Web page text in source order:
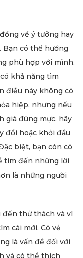
về ý tưởng hay
Bạn có thể hướng
phù hợp với mình.
khả năng tìm
điều này không có
hiệp, nhưng nếu
giá đúng mực, hãy
đổi hoặc khởi đầu
biệt, bạn còn có
tìm đến những lời
là những người
thử thách và vì
cái mới. Có vẻ
là vấn đề đối với
và có thể thích